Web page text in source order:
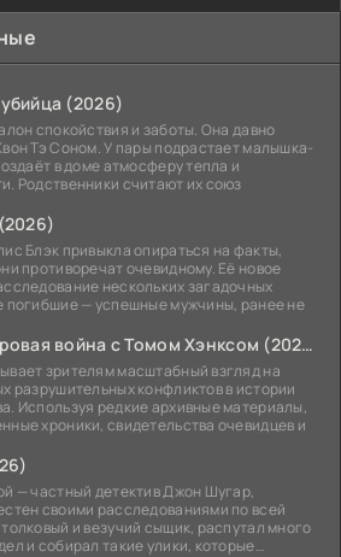
(2026)
спокойствия и заботы. Она давно
Тэ Соном. У пары подрастает малышка-
в доме атмосферу тепла и
Родственники считают их союз
Блэк привыкла опираться на факты,
противоречат очевидному. Её новое
нескольких загадочных
погибшие — успешные мужчины, ранее не
Вторая мировая война с Томом Хэнксом (2026)
зрителям масштабный взгляд на
разрушительных конфликтов в истории
Используя редкие архивные материалы,
хроники, свидетельства очевидцев и
— частный детектив Джон Шугар,
своими расследованиями по всей
и везучий сыщик, распутал много
и собирал такие улики, которые